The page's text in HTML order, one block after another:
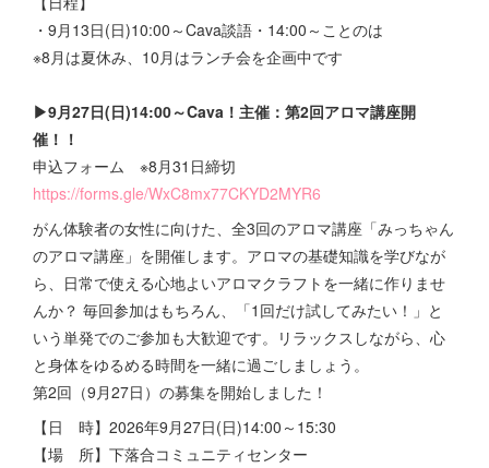
・9月13日(日)10:00～Cava談語・14:00～ことのは
※8月は夏休み、10月はランチ会を企画中です
▶9月27日(日)14:00～Cava！主催：第2回アロマ講座開
催！！
申込フォーム ※8月31日締切
https://forms.gle/WxC8mx77CKYD2MYR6
がん体験者の女性に向けた、全3回のアロマ講座「みっちゃん
のアロマ講座」を開催します。アロマの基礎知識を学びなが
ら、日常で使える心地よいアロマクラフトを一緒に作りませ
んか？ 毎回参加はもちろん、「1回だけ試してみたい！」と
いう単発でのご参加も大歓迎です。リラックスしながら、心
と身体をゆるめる時間を一緒に過ごしましょう。
第2回（9月27日）の募集を開始しました！
【日 時】2026年9月27日(日)14:00～15:30
【場 所】下落合コミュニティセンター